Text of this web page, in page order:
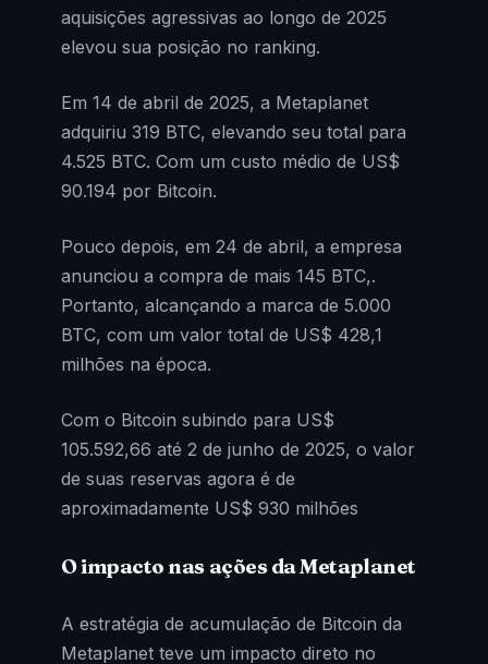
aquisições agressivas ao longo de 2025
elevou sua posição no ranking.
Em 14 de abril de 2025, a Metaplanet
adquiriu 319 BTC, elevando seu total para
4.525 BTC. Com um custo médio de US$
90.194 por Bitcoin.
Pouco depois, em 24 de abril, a empresa
anunciou a compra de mais 145 BTC,.
Portanto, alcançando a marca de 5.000
BTC, com um valor total de US$ 428,1
milhões na época.
Com o Bitcoin subindo para US$
105.592,66 até 2 de junho de 2025, o valor
de suas reservas agora é de
aproximadamente US$ 930 milhões
O impacto nas ações da Metaplanet
A estratégia de acumulação de Bitcoin da
Metaplanet teve um impacto direto no